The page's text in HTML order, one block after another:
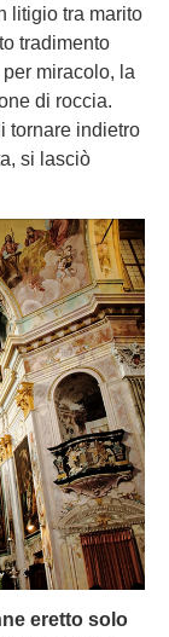
litigio tra marito
tradimento
miracolo, la
di roccia.
tornare indietro
si lasciò
eretto solo